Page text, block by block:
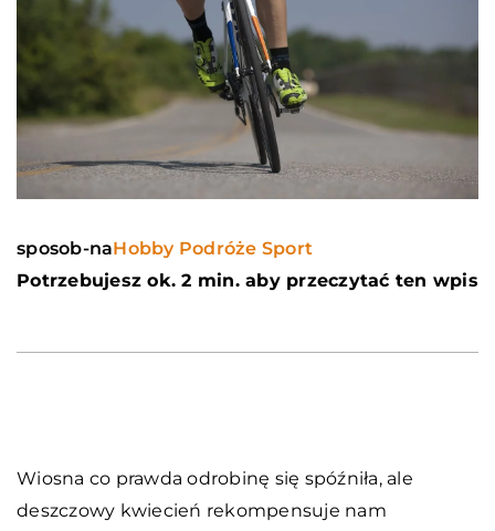
sposob-naHobby Podróże Sport
Potrzebujesz ok. 2 min. aby przeczytać ten wpis
Wiosna co prawda odrobinę się spóźniła, ale
deszczowy kwiecień rekompensuje nam